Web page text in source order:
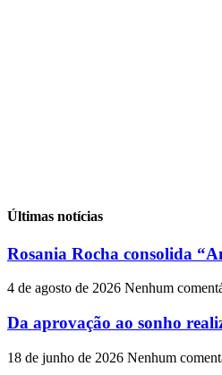
Últimas notícias
Rosania Rocha consolida
4 de agosto de 2026 Nenhum
Da aprovação ao sonho
18 de junho de 2026 Nenhum